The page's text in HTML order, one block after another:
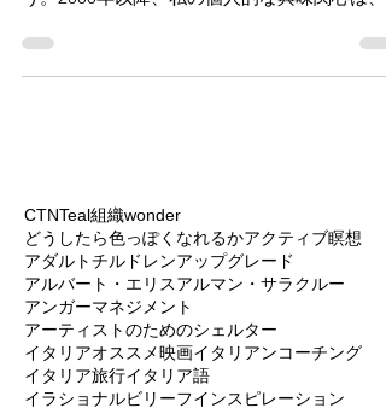
まったく個人的か観点から考察してみようと
う。2000年以降、私の個人的な興味関心は、
CTNTeal組織wonder
どうしたら色っぽくなれるか アクティブ瞑想
アダルトチルドレン アップグレード
アルバート・エリスアルマン・サラクルー
アンガーマネジメント
アーティストのためのシェルター
イタリアオススメ映画イタリアンコーチング